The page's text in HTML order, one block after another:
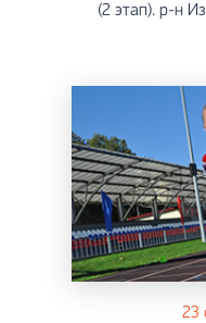
(2 этап). р-н
23